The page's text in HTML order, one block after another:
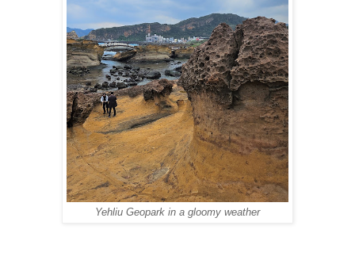
Yehliu Geopark in a gloomy weather